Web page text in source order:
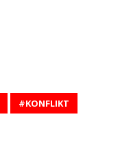
KONFLIKT